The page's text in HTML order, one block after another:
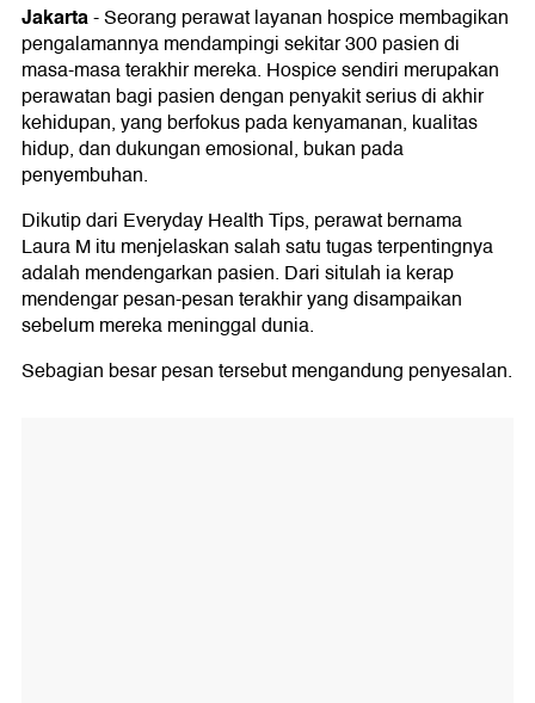
Jakarta-Seorang perawat layanan hospice membagikan
pengalamannya mendampingi sekitar 300 pasien di
masa-masa terakhir mereka. Hospice sendiri merupakan
perawatan bagi pasien dengan penyakit serius di akhir
kehidupan, yang berfokus pada kenyamanan, kualitas
hidup, dan dukungan emosional, bukan pada
penyembuhan.
Dikutip dari Everyday Health Tips, perawat bernama
Laura M itu menjelaskan salah satu tugas terpentingnya
adalah mendengarkan pasien. Dari situlah ia kerap
mendengar pesan-pesan terakhir yang disampaikan
sebelum mereka meninggal dunia.
Sebagian besar pesan tersebut mengandung penyesalan.